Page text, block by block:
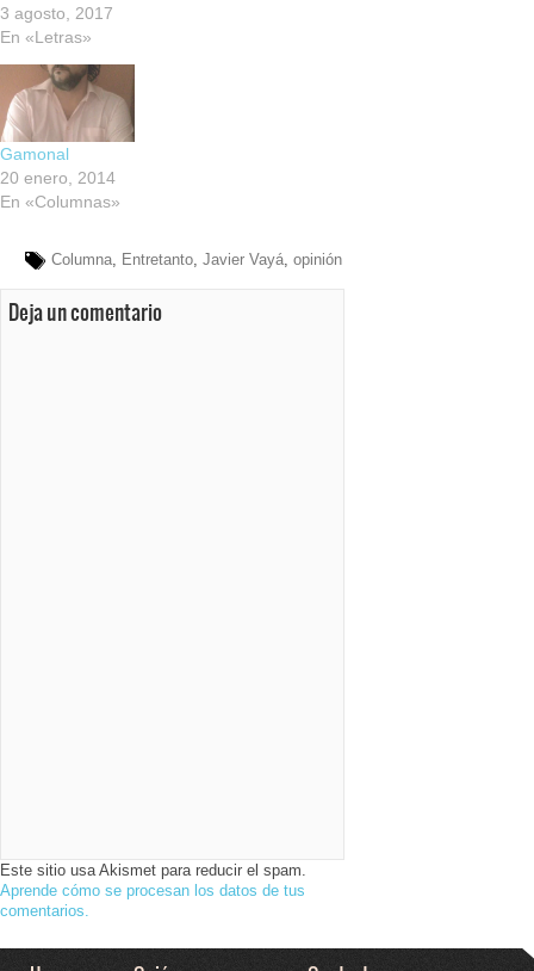
3 agosto, 2017
En «Letras»
Gamonal
20 enero, 2014
En «Columnas»
Columna, Entretanto, Javier Vayá, opinión
Deja un comentario
Este sitio usa Akismet para reducir el spam.
Aprende cómo se procesan los datos de tus
comentarios.